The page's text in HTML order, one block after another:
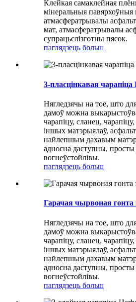
Клейкая самаклейная
мінеральныя павярхоўныя
атмасфератрывалы
мат, атмасфератрывалы
супрацьслізготны пясок.
паглядзець больш
3-пласцінкавая чарапіца
Нягледзячы на ​​тое, што
дамоў можна
чарапіцу, сланец,
іншых матэрыялаў, асфальт
найлепшым дахавым
адносна даступны, просты
вогнеўстойлівы.
паглядзець больш
Гарачая чырвоная гонта
Нягледзячы на ​​тое, што
дамоў можна
чарапіцу, сланец,
іншых матэрыялаў, асфальт
найлепшым дахавым
адносна даступны, просты
вогнеўстойлівы.
паглядзець больш